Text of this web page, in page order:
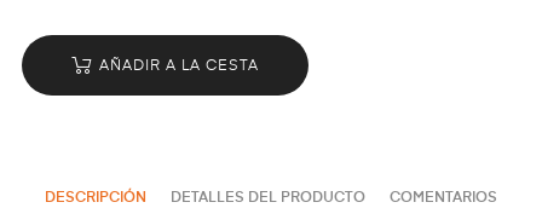
AÑADIR A LA CESTA
DESCRIPCIÓN DETALLES DEL PRODUCTO COMENTARIOS